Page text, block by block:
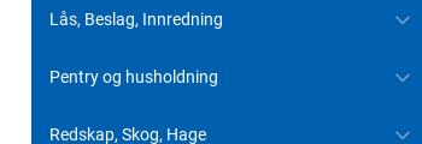
Lås, Beslag, Innredning
Pentry og husholdning
Redskap, Skog, Hage